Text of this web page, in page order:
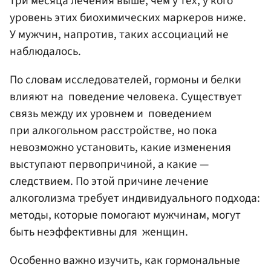
уровень этих биохимических маркеров ниже.
У мужчин, напротив, таких ассоциаций не
наблюдалось.
По словам исследователей, гормоны и белки
влияют на поведение человека. Существует
связь между их уровнем и поведением
при алкогольном расстройстве, но пока
невозможно установить, какие изменения
выступают первопричиной, а какие —
следствием. По этой причине лечение
алкоголизма требует индивидуального подхода:
методы, которые помогают мужчинам, могут
быть неэффективны для женщин.
Особенно важно изучить, как гормональные